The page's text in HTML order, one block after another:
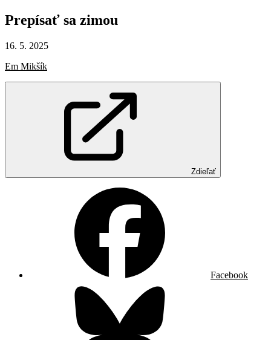
Prepísať sa zimou
16. 5. 2025
Em Mikšík
Zdieľať
Facebook